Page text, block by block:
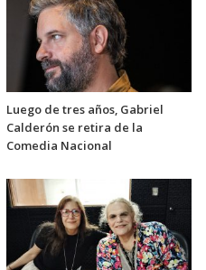
Luego de tres años, Gabriel
Calderón se retira de la
Comedia Nacional